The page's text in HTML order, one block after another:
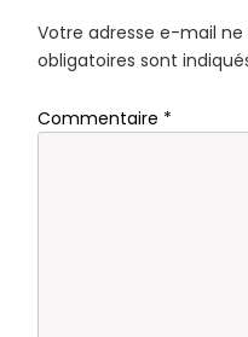
Votre adresse e-mail ne
obligatoires sont
Commentaire *